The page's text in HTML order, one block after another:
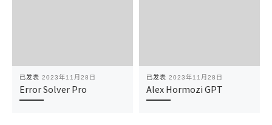
已发表 2023年11月28日
Error Solver Pro
已发表 2023年11月28日
Alex Hormozi GPT